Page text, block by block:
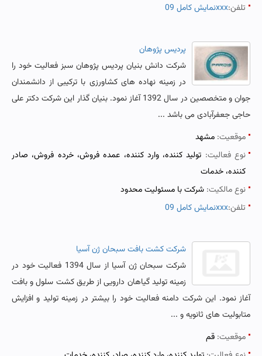
تلفن:نمایش کامل 09xxx
پردیس پژوهان
شرکت دانش بنیان پردیس پژوهان سبز فعالیت خود را
در زمینه نهاده های کشاورزی با ترکیبی از دانشمندان
جوان و متخصصین در سال 1392 آغاز نمود. بنیان گذار این شرکت دکتر علی
حاجی جعفرآبادی می باشد ...
موقعیت: مشهد
نوع فعالیت: تولید کننده، وارد کننده، عمده فروش، خرده فروش، صادر
کننده، خدمات
نوع مالکیت: شرکت با مسئولیت محدود
تلفن:نمایش کامل 09xxx
شرکت کشت بافت سبحان ژن آسیا
شرکت سبحان ژن آسیا از سال 1394 فعالیت خود در
زمینه تولید گیاهان دارویی از طریق کشت سلول و بافت
آغاز نمود. این شرکت دامنه فعالیت خود را بیشتر در زمینه تولید و افزایش
متابولیت های ثانویه و ...
موقعیت: قم